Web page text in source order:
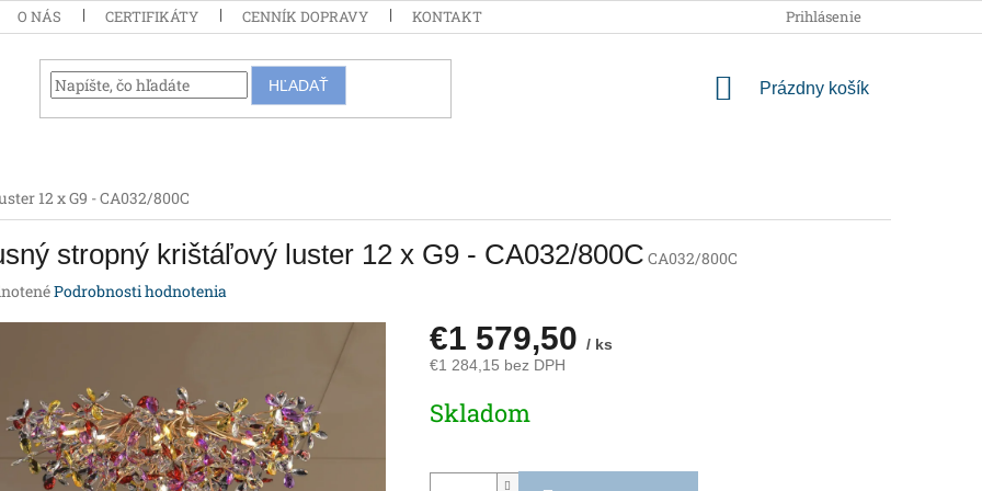
O NÁS CERTIFIKÁTY CENNÍK DOPRAVY KONTAKT PODMIENKY OCHRANY
Prihlásenie
HĽADAŤ
NÁKUPNÝ
Prázdny košík
12 x G9 - CA032/800C
stropný krištáľový luster 12 x G9 - CA032/800C CA032/800C
Podrobnosti hodnotenia
€1 579,50 / ks
€1 284,15 bez DPH
cena:
Skladom